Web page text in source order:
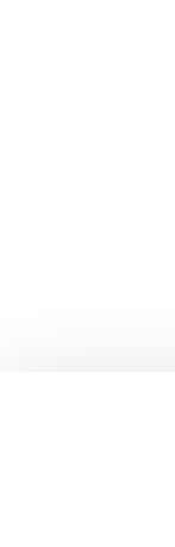
Direct
Cultuur op